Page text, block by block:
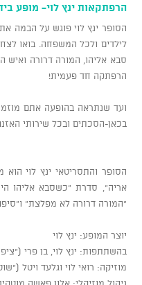
הרפתקאות ינץ לוי- מופע
הסופר ינץ לוי פוגש על הבמה
לילדים ולכל המשפחה. בואו
סבא אליהו, המורה דרורה ואיש
הרפתקה חד פעמית!
ועד שנתראה בהופעה אתם
בכאן-הסכתים ובכל שירותי
הסופר והתסריטאי ינץ לוי
אריה", סדרת "כשסבא אליהו
"המורה דרורה לא מפלצת"
יוצר המופע: ינץ לוי
בהשתתפות: ינץ לוי, בן פרי
מוזיקה: רואי לוי וגלעד ויטל
ניהול מוזיקלי: אלון פאשה מוטקין